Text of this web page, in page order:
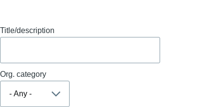
Title/description
Org. category